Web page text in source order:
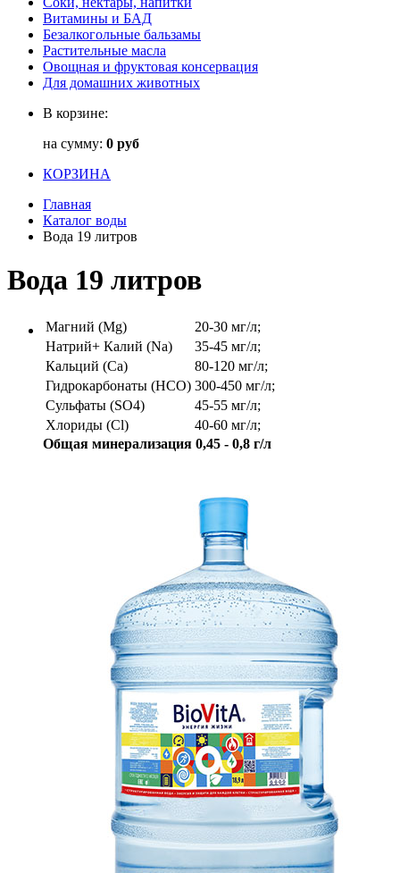
Витамины и БАД
Безалкогольные бальзамы
Растительные масла
Овощная и фруктовая консервация
Для домашних животных
В корзине:
на сумму: 0 руб
КОРЗИНА
Главная
Каталог воды
Вода 19 литров
Вода 19 литров
Магний (Mg)
20-30 мг/л;
Натрий+ Калий (Na)
35-45 мг/л;
Кальций (Ca)
80-120 мг/л;
Гидрокарбонаты (HCO) 300-450 мг/л;
Сульфаты (SO4)
45-55 мг/л;
Хлориды (Cl)
40-60 мг/л;
Общая минерализация 0,45 - 0,8 г/л